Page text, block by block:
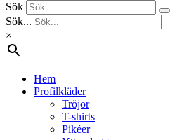
Sök
Sök...
×
Hem
Profilkläder
Tröjor
T-shirts
Pikéer